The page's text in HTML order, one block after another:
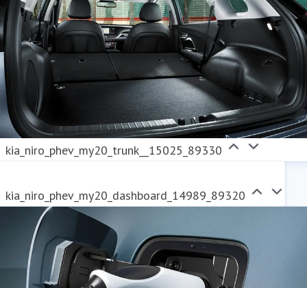
kia_niro_phev_my20_trunk__15025_89330
kia_niro_phev_my20_dashboard_14989_89320